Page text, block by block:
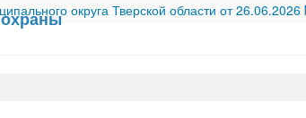
округа Тверской области от